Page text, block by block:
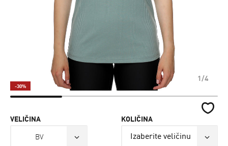
1/4
-30%
VELIČINA
BV
KOLIČINA